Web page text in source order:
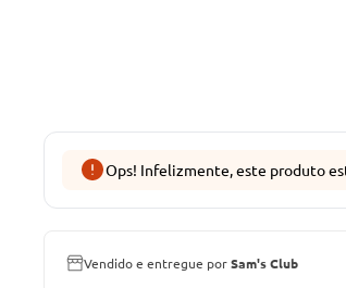
Ops! Infelizmente, este produto
Vendido e entregue porSam's Club